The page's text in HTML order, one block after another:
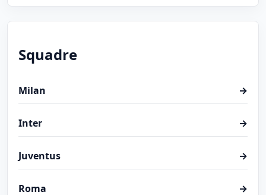
Squadre
Milan →
Inter →
Juventus →
Roma →